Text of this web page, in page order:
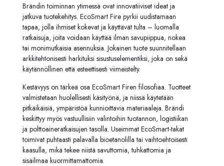
Brändin toiminnan ytimessä ovat innovatiiviset ideat ja
jatkuva tuotekehitys. EcoSmart Fire pyrkii uudistamaan
tapaa, jolla ihmiset kokevat ja käyttävät tulta – luomalla
ratkaisuja, joita voidaan käyttää ilman savupiippua, nokea
tai monimutkaisia asennuksia. Jokainen tuote suunnitellaan
arkkitehtonisesti harkituksi sisustuselementiksi, joka on sekä
käytännöllinen että esteettisesti viimeistelty.
Kestävyys on tärkeä osa EcoSmart Firen filosofiaa. Tuotteet
valmistetaan huolellisesti käsityönä, ja niissä käytetään
pitkäikäisiä, ympäristöä kunnioittavia materiaaleja. Brändi
keskittyy myös vastuullisiin valintoihin tuotannon, logistiikan
ja polttoaineratkaisujen tasolla. Useimmat EcoSmart-takat
toimivat puhtaasti palavalla bioetanolilla tai vaihtoehtoisesti
kaasulla, mikä tekee niistä savuttomia, tuhkattomia ja
sisäilmaa kuormittamattomia.